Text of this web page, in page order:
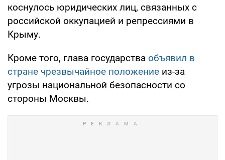
коснулось юридических лиц, связанных с
российской оккупацией и репрессиями в
Крыму.
Кроме того, глава государства объявил в
стране чрезвычайное положение из-за
угрозы национальной безопасности со
стороны Москвы.